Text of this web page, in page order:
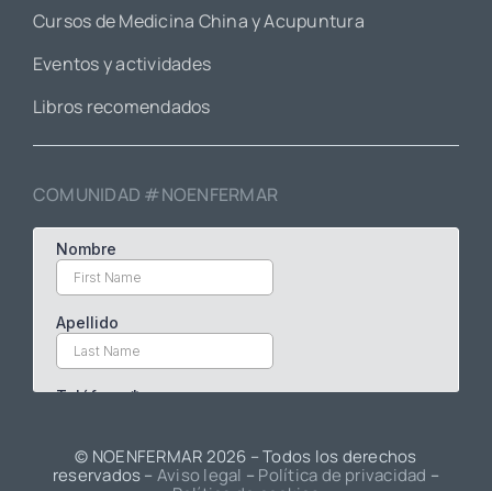
Cursos de Medicina China y Acupuntura
Eventos y actividades
Libros recomendados
COMUNIDAD #NOENFERMAR
© NOENFERMAR2026 – Todos los derechos
reservados – Aviso legal – Política de privacidad –